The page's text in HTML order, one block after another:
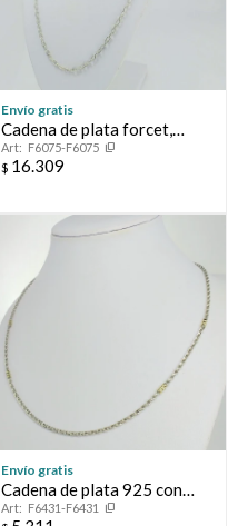
Envío gratis
Cadena de plata forcet,
italiana. Largo 60 cm
F6075-F6075
$ 16.309
Envío gratis
Cadena de plata 925 con
doublé en oro 18ktes.
F6431-F6431